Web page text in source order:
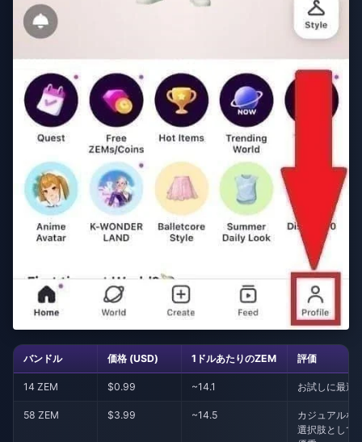
バンドル 価格 (USD) 1ドルあたりのZEM 評価
14 ZEM $0.99 ~14.1 お試しに最適
58 ZEM $3.99 ~14.5
カジュアルな
選択肢として